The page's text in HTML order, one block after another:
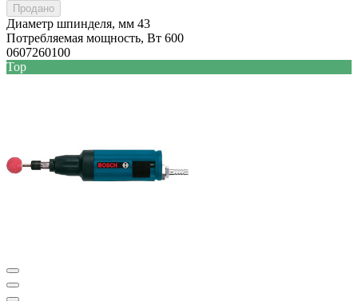
Продано
Диаметр шпинделя, мм 43
Потребляемая мощность, Вт 600
0607260100
Top